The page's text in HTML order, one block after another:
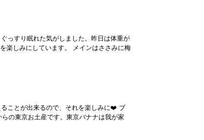
っすり眠れた気がしました。昨日は体重が
楽しみにしています。 メインはささみに梅
ことが出来るので、それを楽しみに❤️ ブ
の東京お土産です。東京バナナは我が家